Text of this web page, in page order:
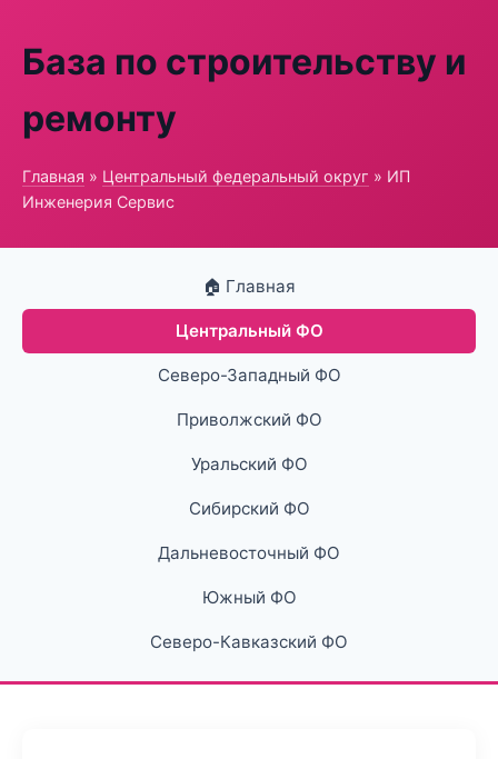
База по строительству и
ремонту
Главная » Центральный федеральный округ » ИП
Инженерия Сервис
🏠 Главная
Центральный ФО
Северо-Западный ФО
Приволжский ФО
Уральский ФО
Сибирский ФО
Дальневосточный ФО
Южный ФО
Северо-Кавказский ФО